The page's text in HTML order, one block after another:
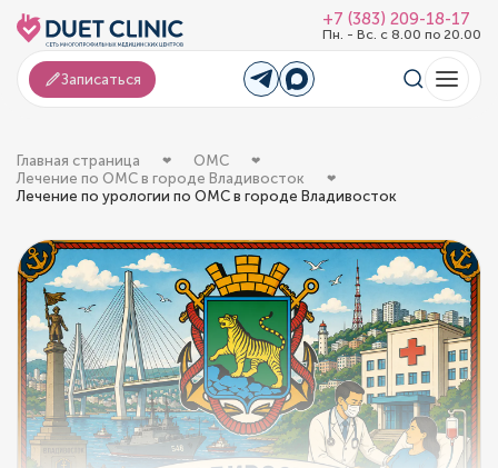
+7 (383) 209-18-17
Пн. - Вс. с 8.00 по 20.00
Записаться
Главная страница
ОМС
Лечение по ОМС в городе Владивосток
Лечение по урологии по ОМС в городе Владивосток